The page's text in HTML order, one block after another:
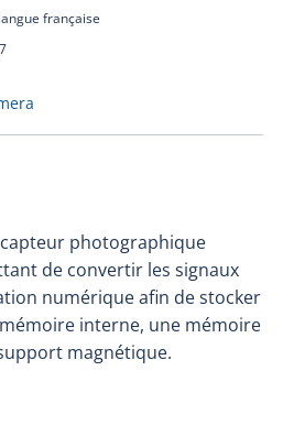
française
photographique
de convertir les signaux
numérique afin de stocker
interne, une mémoire
magnétique.